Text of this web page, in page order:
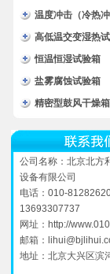
温度冲击（冷热
高低温交变湿热
恒温恒湿试验箱
盐雾腐蚀试验箱
精密型鼓风干燥箱
公司名称：北京北方
设备有限公司
电话：010-
13693307737
网址： http://
邮箱：
地址：北京大兴区滨